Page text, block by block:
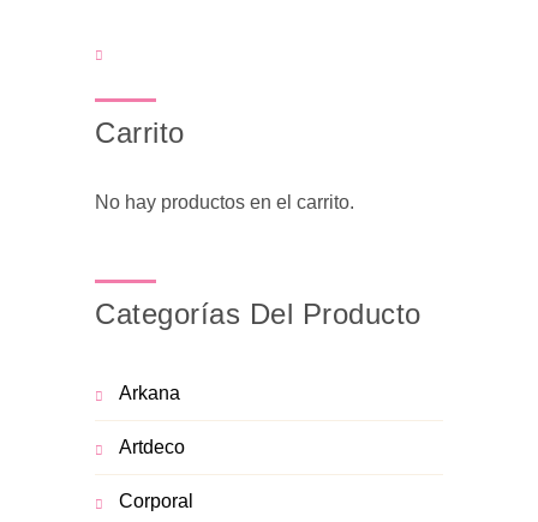
Carrito
No hay productos en el carrito.
Categorías Del Producto
Arkana
Artdeco
Corporal